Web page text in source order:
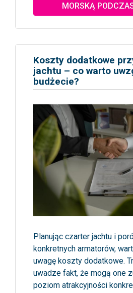
MORSKĄ
Koszty dodatkowe
jachtu – co warto
budżecie?
Planując czarter jachtu i
konkretnych armatorów,
uwagę koszty dodatkowe.
uwadze fakt, że mogą one
poziom atrakcyjności